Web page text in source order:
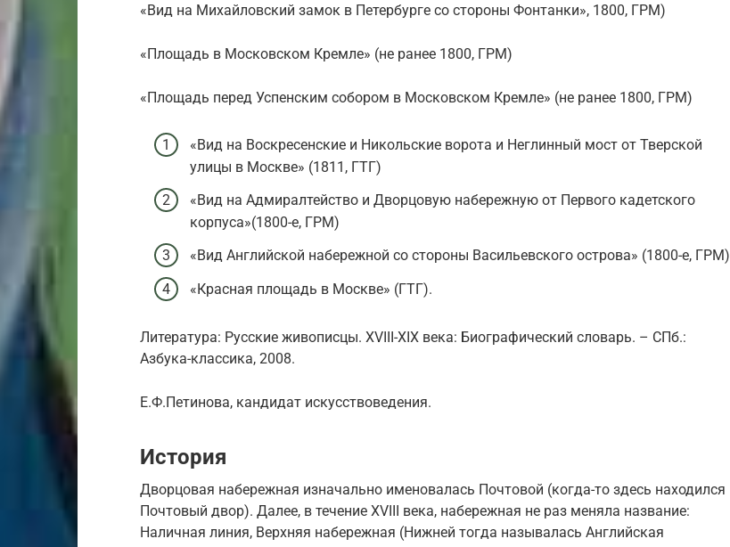
«Вид на Михайловский замок в Петербурге со стороны Фонтанки», 1800, ГРМ)
«Площадь в Московском Кремле» (не ранее 1800, ГРМ)
«Площадь перед Успенским собором в Московском Кремле» (не ранее 1800, ГРМ)
«Вид на Воскресенские и Никольские ворота и Неглинный мост от Тверской
улицы в Москве» (1811, ГТГ)
«Вид на Адмиралтейство и Дворцовую набережную от Первого кадетского
корпуса»(1800-е, ГРМ)
«Вид Английской набережной со стороны Васильевского острова» (1800-е, ГРМ)
«Красная площадь в Москве» (ГТГ).
Литература: Русские живописцы. XVIII-XIX века: Биографический словарь. – СПб.:
Азбука-классика, 2008.
Е.Ф.Петинова, кандидат искусствоведения.
История
Дворцовая набережная изначально именовалась Почтовой (когда-то здесь находился
Почтовый двор). Далее, в течение XVIII века, набережная не раз меняла название:
Наличная линия, Верхняя набережная (Нижней тогда называлась Английская